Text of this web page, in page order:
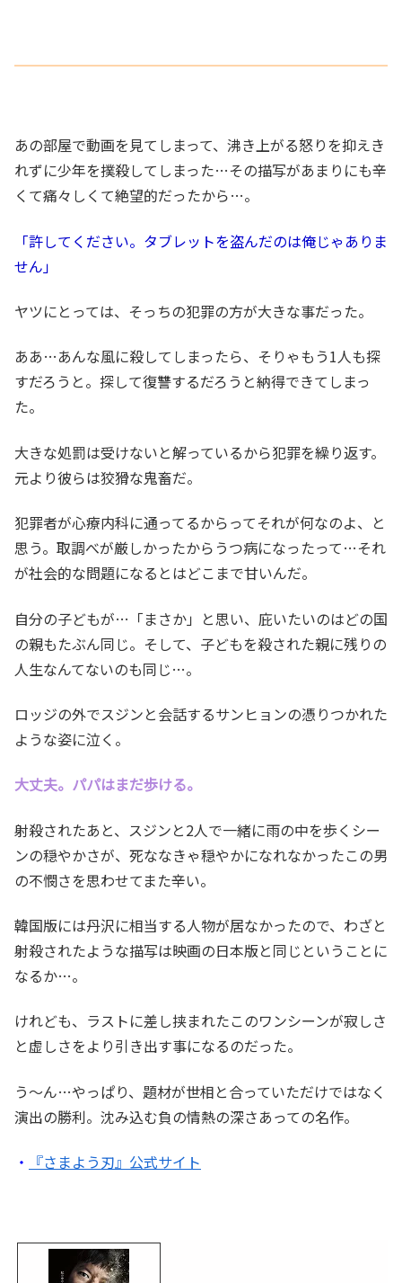
あの部屋で動画を見てしまって、沸き上がる怒りを抑えき
れずに少年を撲殺してしまった…その描写があまりにも辛
くて痛々しくて絶望的だったから…。
「許してください。タブレットを盗んだのは俺じゃありま
せん」
ヤツにとっては、そっちの犯罪の方が大きな事だった。
ああ…あんな風に殺してしまったら、そりゃもう1人も探
すだろうと。探して復讐するだろうと納得できてしまっ
た。
大きな処罰は受けないと解っているから犯罪を繰り返す。
元より彼らは狡猾な鬼畜だ。
犯罪者が心療内科に通ってるからってそれが何なのよ、と
思う。取調べが厳しかったからうつ病になったって…それ
が社会的な問題になるとはどこまで甘いんだ。
自分の子どもが…「まさか」と思い、庇いたいのはどの国
の親もたぶん同じ。そして、子どもを殺された親に残りの
人生なんてないのも同じ…。
ロッジの外でスジンと会話するサンヒョンの憑りつかれた
ような姿に泣く。
大丈夫。パパはまだ歩ける。
射殺されたあと、スジンと2人で一緒に雨の中を歩くシー
ンの穏やかさが、死ななきゃ穏やかになれなかったこの男
の不憫さを思わせてまた辛い。
韓国版には丹沢に相当する人物が居なかったので、わざと
射殺されたような描写は映画の日本版と同じということに
なるか…。
けれども、ラストに差し挟まれたこのワンシーンが寂しさ
と虚しさをより引き出す事になるのだった。
う～ん…やっぱり、題材が世相と合っていただけではなく
演出の勝利。沈み込む負の情熱の深さあっての名作。
・ 『さまよう刃』公式サイト